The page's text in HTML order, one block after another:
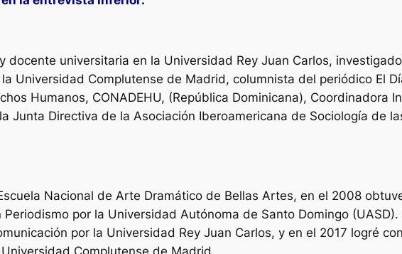
docente universitaria en la Universidad Rey Juan Carlos,
Universidad Complutense de Madrid, columnista del periódico El
Humanos, CONADEHU, (República Dominicana), Coordinadora
Junta Directiva de la Asociación Iberoamericana de Sociología de
Nacional de Arte Dramático de Bellas Artes, en el 2008
por la Universidad Autónoma de Santo Domingo
por la Universidad Rey Juan Carlos, y en el 2017 logré
Complutense de Madrid.